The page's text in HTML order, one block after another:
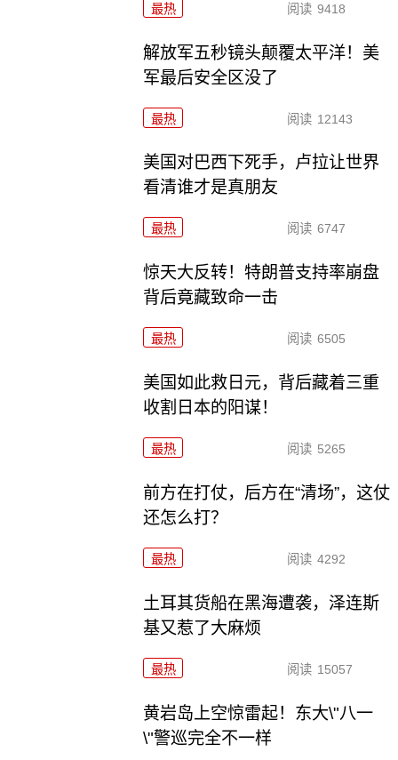
最热 阅读 9418
解放军五秒镜头颠覆太平洋！美
军最后安全区没了
最热 阅读 12143
美国对巴西下死手，卢拉让世界
看清谁才是真朋友
最热 阅读 6747
惊天大反转！特朗普支持率崩盘
背后竟藏致命一击
最热 阅读 6505
美国如此救日元，背后藏着三重
收割日本的阳谋！
最热 阅读 5265
前方在打仗，后方在“清场”，这仗
还怎么打？
最热 阅读 4292
土耳其货船在黑海遭袭，泽连斯
基又惹了大麻烦
最热 阅读 15057
黄岩岛上空惊雷起！东大\"八一
\"警巡完全不一样